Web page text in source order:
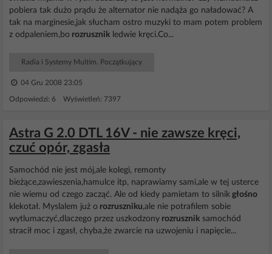
pobiera tak dużo prądu że alternator nie nadąża go naładować? A
tak na marginesie,jak słucham ostro muzyki to mam potem problem
z odpaleniem,bo rozrusznik ledwie kręci.Co...
Radia i Systemy Multim. Początkujący
04 Gru 2008 23:05
Odpowiedzi: 6 Wyświetleń: 7397
Astra G 2.0 DTL 16V - nie zawsze kręci,
czuć opór, zgasła
Samochód nie jest mój,ale kolegi, remonty
bieżące,zawieszenia,hamulce itp, naprawiamy sami,ale w tej usterce
nie wiemu od czego zacząć. Ale od kiedy pamietam to silnik głośno
klekotał. Myslalem już o rozruszniku,ale nie potrafilem sobie
wytlumaczyć,dlaczego przez uszkodzony rozrusznik samochód
stracił moc i zgasł, chyba,że zwarcie na uzwojeniu i napięcie...